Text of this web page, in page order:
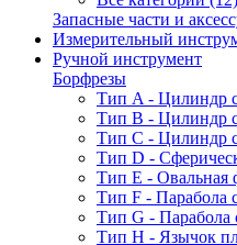
Запасные части и
Измерительный
Ручной инструмент
Борфрезы
Тип A - Цилиндр
Тип В - Цилиндр
Тип С - Цилиндр
Тип D -
Тип Е - Овальная
Тип F - Парабола
Тип G - Парабола
Тип H - Язычок